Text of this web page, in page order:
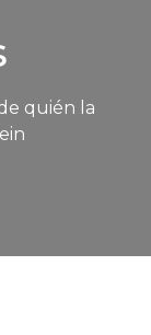
quién la